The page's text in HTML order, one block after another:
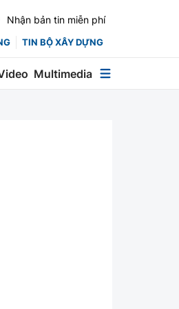
Nhận bản tin miễn phí
TIN BỘ XÂY DỰNG
Multimedia